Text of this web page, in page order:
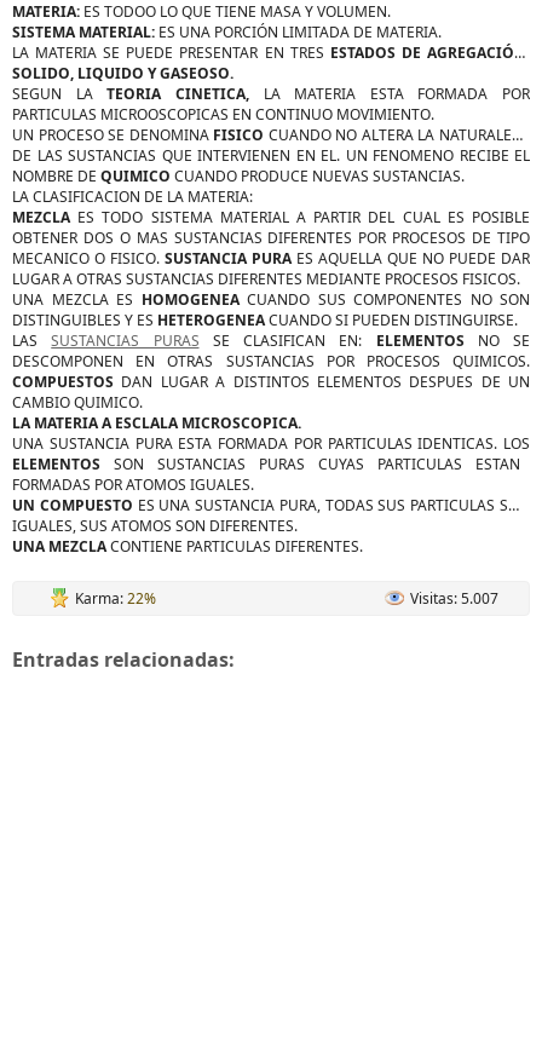
MATERIA: ES TODOO LO QUE TIENE MASA Y VOLUMEN.
SISTEMA MATERIAL: ES UNA PORCIÓN LIMITADA DE MATERIA.
LA MATERIA SE PUEDE PRESENTAR EN TRES ESTADOS DE AGREGACIÓN:
SOLIDO, LIQUIDO Y GASEOSO.
SEGUN LATEORIA CINETICA, LA MATERIA ESTA FORMADA POR
PARTICULAS MICROOSCOPICAS EN CONTINUO MOVIMIENTO.
UN PROCESO SE DENOMINAFISICO CUANDO NO ALTERA LA NATURALEZA
DE LAS SUSTANCIAS QUE INTERVIENEN EN EL. UN FENOMENO RECIBE EL
NOMBRE DE QUIMICO CUANDO PRODUCE NUEVAS SUSTANCIAS.
LA CLASIFICACION DE LA MATERIA:
MEZCLAES TODO SISTEMA MATERIAL A PARTIR DEL CUAL ES POSIBLE
OBTENER DOS O MAS SUSTANCIAS DIFERENTES POR PROCESOS DE TIPO
MECANICO O FISICO. SUSTANCIA PURAES AQUELLA QUE NO PUEDE DAR
LUGAR A OTRAS SUSTANCIAS DIFERENTES MEDIANTE PROCESOS FISICOS.
UNA MEZCLA ES HOMOGENEACUANDO SUS COMPONENTES NO SON
DISTINGUIBLES Y ES HETEROGENEACUANDO SI PUEDEN DISTINGUIRSE.
LASSUSTANCIAS PURAS SE CLASIFICAN EN: ELEMENTOS NO SE
DESCOMPONEN EN OTRAS SUSTANCIAS POR PROCESOS QUIMICOS.
COMPUESTOS DAN LUGAR A DISTINTOS ELEMENTOS DESPUES DE UN
CAMBIO QUIMICO.
LA MATERIA A ESCLALA MICROSCOPICA.
UNA SUSTANCIA PURA ESTA FORMADA POR PARTICULAS IDENTICAS. LOS
ELEMENTOS SON SUSTANCIAS PURAS CUYAS PARTICULAS ESTAN
FORMADAS POR ATOMOS IGUALES.
UN COMPUESTO ES UNA SUSTANCIA PURA, TODAS SUS PARTICULAS SON
IGUALES, SUS ATOMOS SON DIFERENTES.
UNA MEZCLACONTIENE PARTICULAS DIFERENTES.
Karma:22% Visitas: 5.007
Entradas relacionadas: